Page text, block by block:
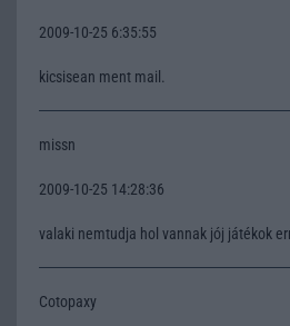
2009-10-25 6:35:55
kicsisean ment mail.
missn
2009-10-25 14:28:36
valaki nemtudja hol vannak jój játékok
Cotopaxy